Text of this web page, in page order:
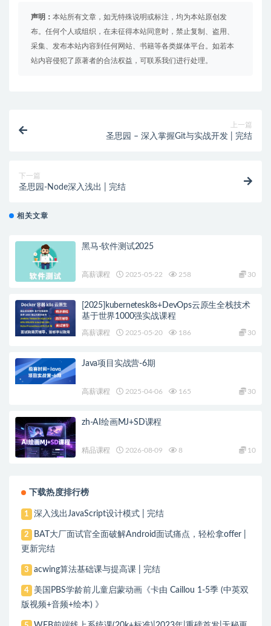
声明： 本站所有文章，如无特殊说明或标注，均为本站原创发
布。任何个人或组织，在未征得本站同意时，禁止复制、盗用、
采集、发布本站内容到任何网站、书籍等各类媒体平台。如若本
站内容侵犯了原著者的合法权益，可联系我们进行处理。
上一篇
圣思园 – 深入掌握Git与实战开发 | 完结
下一篇
圣思园-Node深入浅出 | 完结
相关文章
黑马-软件测试2025
高薪课程 2025-05-22 258 30
[2025]kubernetesk8s+DevOps云原生全栈技术
基于世界1000强实战课程
高薪课程 2025-05-20 186 30
Java项目实战营-6期
高薪课程 2025-04-06 165 30
zh-AI绘画MJ+SD课程
精品课程 2026-08-09 8 10
下载热度排行榜
1 深入浅出JavaScript设计模式 | 完结
2
BAT大厂面试官全面破解Android面试痛点，轻松拿offer |
更新完结
3 acwing算法基础课与提高课 | 完结
4
美国PBS学龄前儿童启蒙动画《卡由 Caillou 1-5季 (中英双
版视频+音频+绘本) 》